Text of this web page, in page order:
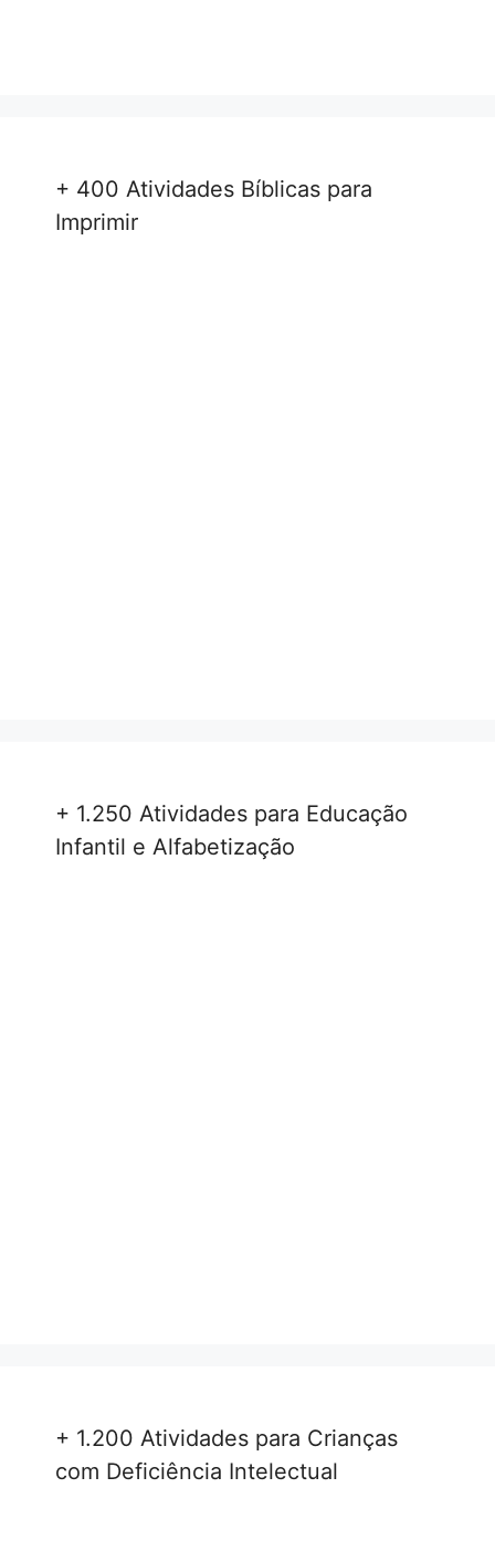
+ 400 Atividades Bíblicas para
Imprimir
+ 1.250 Atividades para Educação
Infantil e Alfabetização
+ 1.200 Atividades para Crianças
com Deficiência Intelectual